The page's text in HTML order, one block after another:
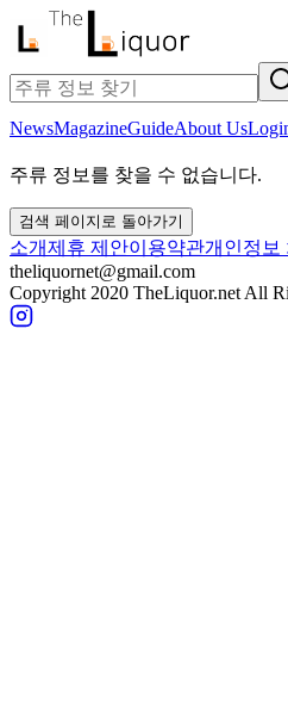
NewsMagazineGuideAbout Us
주류 정보를 찾을 수 없습니다.
검색 페이지로 돌아가기
소개제휴 제안이용약관개인정보
theliquornet@gmail.com
Copyright 2020 TheLiquor.net All